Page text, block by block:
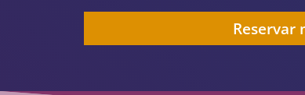
Reservar